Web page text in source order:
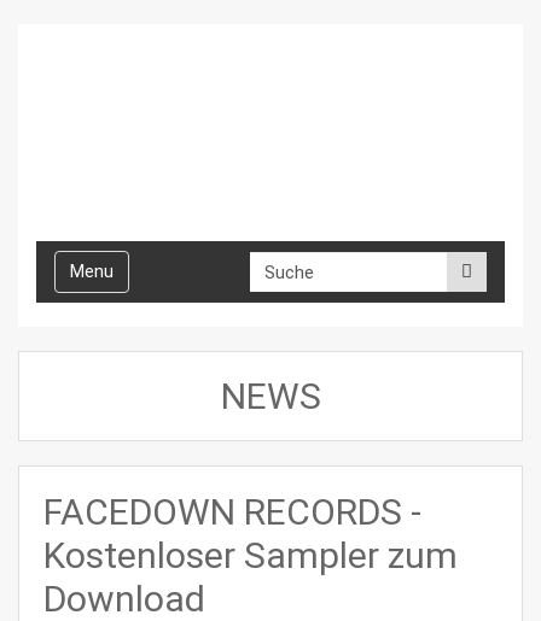
Toggle
navigation
Menu
NEWS
FACEDOWN RECORDS -
Kostenloser Sampler zum
Download